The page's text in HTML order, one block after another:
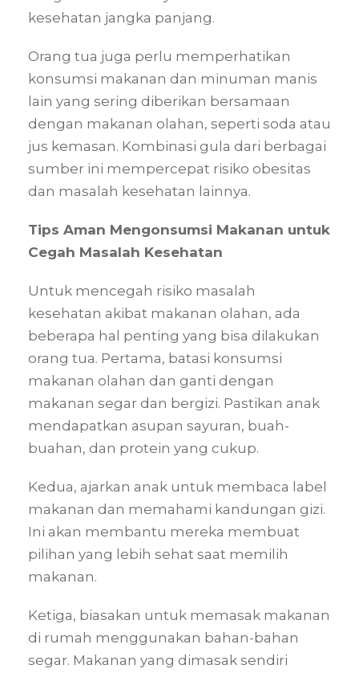
kesehatan jangka panjang.
Orang tua juga perlu memperhatikan
konsumsi makanan dan minuman manis
lain yang sering diberikan bersamaan
dengan makanan olahan, seperti soda atau
jus kemasan. Kombinasi gula dari berbagai
sumber ini mempercepat risiko obesitas
dan masalah kesehatan lainnya.
Tips Aman Mengonsumsi Makanan untuk
Cegah Masalah Kesehatan
Untuk mencegah risiko masalah
kesehatan akibat makanan olahan, ada
beberapa hal penting yang bisa dilakukan
orang tua. Pertama, batasi konsumsi
makanan olahan dan ganti dengan
makanan segar dan bergizi. Pastikan anak
mendapatkan asupan sayuran, buah-
buahan, dan protein yang cukup.
Kedua, ajarkan anak untuk membaca label
makanan dan memahami kandungan gizi.
Ini akan membantu mereka membuat
pilihan yang lebih sehat saat memilih
makanan.
Ketiga, biasakan untuk memasak makanan
di rumah menggunakan bahan-bahan
segar. Makanan yang dimasak sendiri